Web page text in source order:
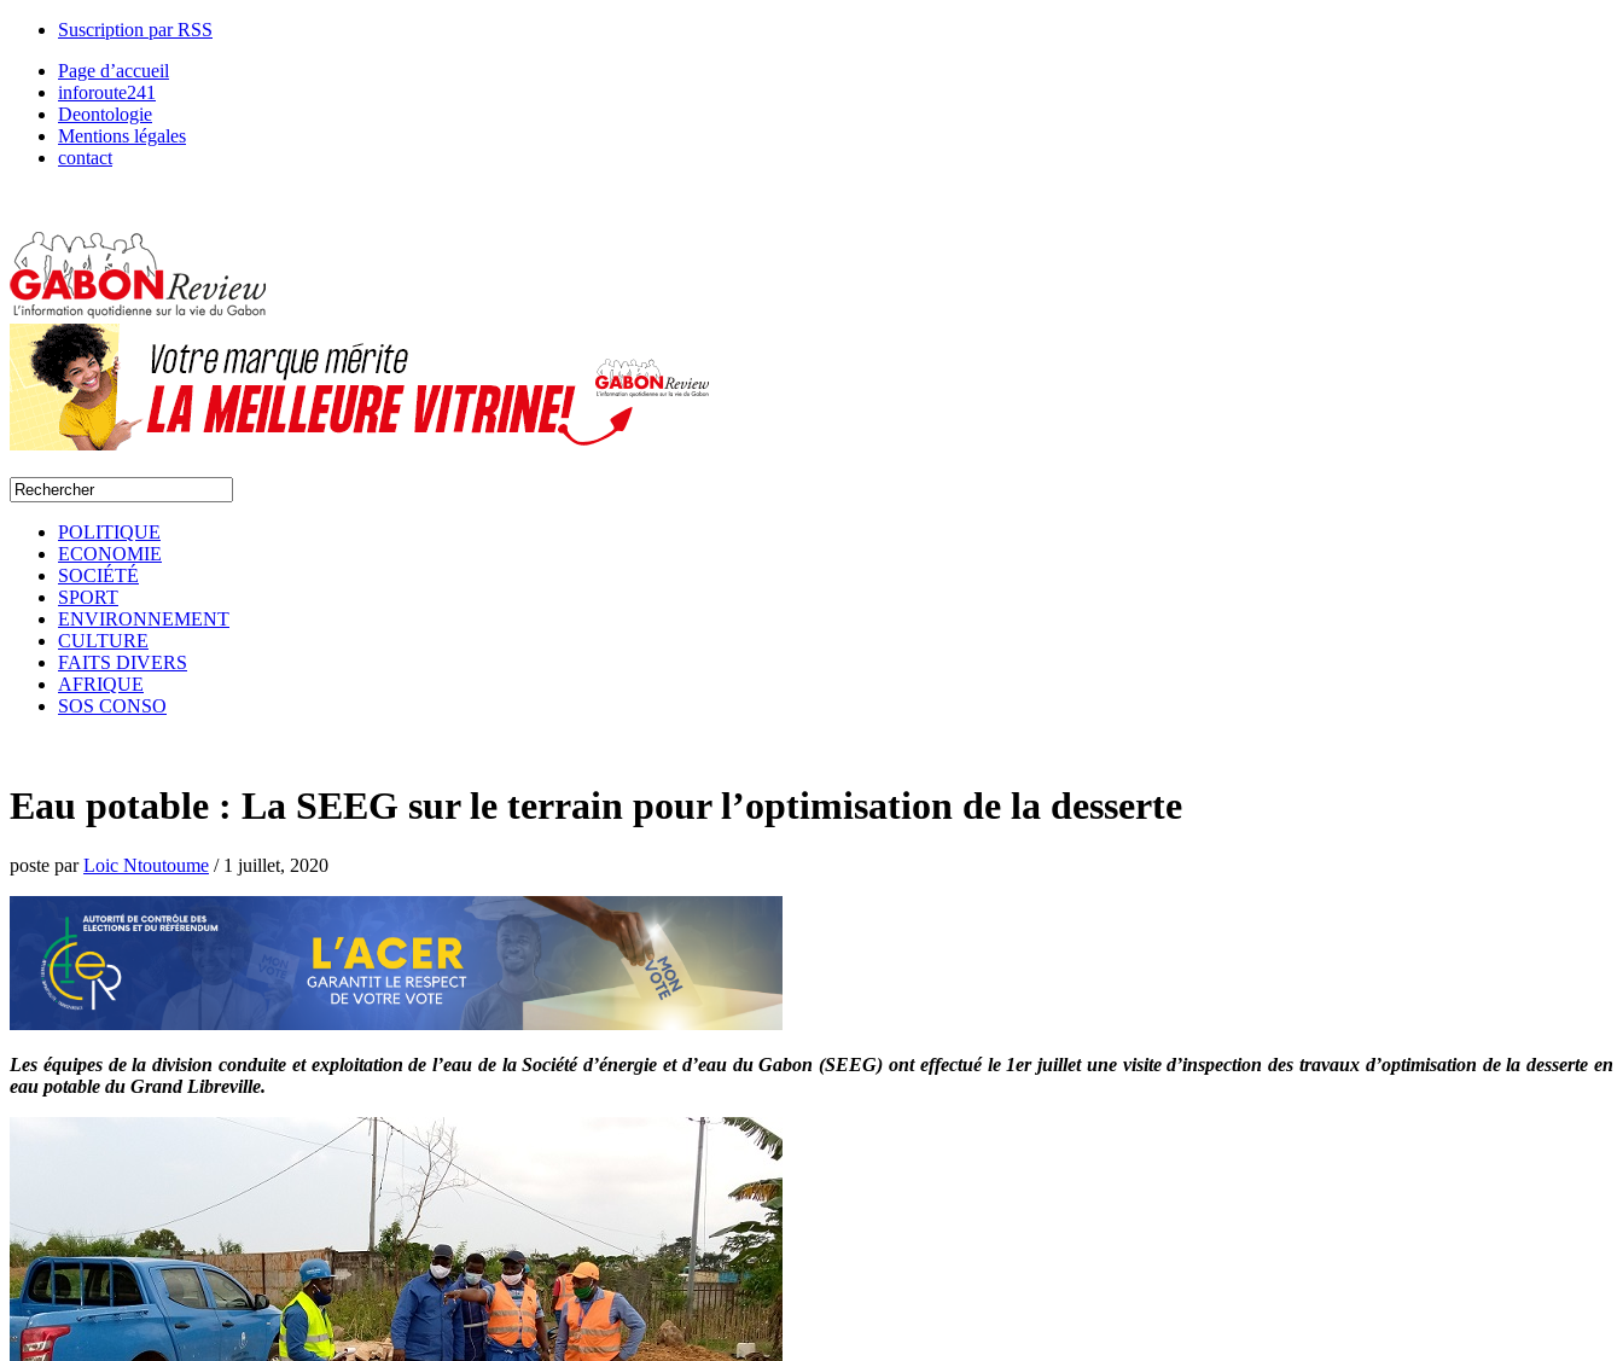
Suscription par RSS
Page d’accueil
inforoute241
Deontologie
Mentions légales
contact
POLITIQUE
ECONOMIE
SOCIÉTÉ
SPORT
ENVIRONNEMENT
CULTURE
FAITS DIVERS
AFRIQUE
SOS CONSO
Eau potable : La SEEG sur le terrain pour l’optimisation de la desserte
poste parLoic Ntoutoume / 1 juillet, 2020
Les équipes de la division conduite et exploitation de l’eau de la Société d’énergie et d’eau du Gabon (SEEG) ont effectué le 1er juillet une visite d’inspection des travaux d’optimisation de la desserte en
eau potable du Grand Libreville.